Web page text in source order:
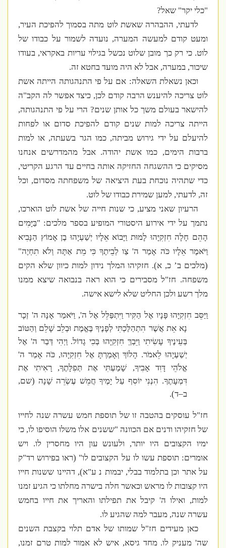
"כלי יקר" שאל?
לדעתי, ההבהרה שאשת לוט מתה בסמוך להפיכת העיר,
ומעט קודם למעשה המערה, נועדה לשמור על כבודו של
לוט. כי רק כך מובן שלוט נכשל בגילוי עריות באקראי, בעודו
שיכור, במערה, אבל לא היה מועד בחטא זה.
וכאן נשאלת השאלה: אם על פי התנהגותה הייתה אשת
לוט צריכה להיענש הרבה קודם לכן, כיצד אפשר לה הקב"ה
להישאר בעולם משך כל אותן שנים? הרי על פי התנהגותה,
הייתה צריכה למות שנים קודם להפיכת סדום או לפחות
להיעלם על ידי גירוש מביתה, כמו הגר בשעתה, או למות
ברבות הימים, כמו אשת יהודה. אבל מהמדרשים אנחנו
מסיקים כי ההשגחה החזיקה אותה בחיים עד הרגע הקריטי,
כדי שתהיה נוכחת בעת היציאה של משפחתה מסדום, וכל
זה, לדעתי, למען שמירת כבודו של לוט.
הרעיון שאני מציע, כי שנות חייה של אשת לוט הוארכו,
נתמך על ידי אירוע היסטורי המופיע בספר מלכים: "בַּיָּמִים
הָהֵם חָלָה חִזְקִיָּהוּ לָמוּת וַיָּבוֹא אֵלָיו יְשַׁעְיָהוּ בֶן אָמוֹץ הַנָּבִיא
וַיֹּאמֶר אֵלָיו כֹּה אָמַר ה' צַו לְבֵיתֶךָ כִּי מֵת אַתָּה וְלֹא תִחְיֶה"
(מלכים ב’ כ, א). חזקיהו המלך נידון למות כיוון שלא הקים
משפחה. חז"ל מסבירים כי הוא ראה בנבואה שיצא ממנו
מלך רשע ולכן החליט שלא לישא אישה.
וַיַּסֵּב חִזְקִיָּהוּ פָּנָיו אֶל הַקִּיר וַיִּתְפַּלֵּל אֶל ה', וַיֹּאמַר אָנָּה ה' זְכָר
נָא אֵת אֲשֶׁר הִתְהַלַּכְתִּי לְפָנֶיךָ בֶּאֱמֶת וּבְלֵב שָׁלֵם וְהַטּוֹב
בְּעֵינֶיךָ עָשִׂיתִי וַיֵּבְךְּ חִזְקִיָּהוּ בְּכִי גָדוֹל. וַיְהִי דְּבַר ה' אֶל
יְשַׁעְיָהוּ לֵאמֹר. הָלוֹךְ וְאָמַרְתָּ אֶל חִזְקִיָּהוּ, כֹּה אָמַר ה'
אֱלֹהֵי דָּוִד אָבִיךָ, שָׁמַעְתִּי אֶת תְּפִלָּתֶךָ, רָאִיתִי אֶת
דִּמְעָתֶךָ. הִנְנִי יוֹסִף עַל יָמֶיךָ חֲמֵשׁ עֶשְׂרֵה שָׁנָה (שם,
ב–ד).
חז"ל עוסקים בהטבה זו של תוספת חמש עשרה שנה לחייו
של חזקיהו ודנים אם הכוונה "ששנים אלו משלו הוסיפו לו, כי
ימיו הקצובים היו יותר, ולעונש עון היו מחסרין לו. ויש
אומרים: תוספת עשו לו על הקצובים לו" (ראו בפירוש רד"ק
על אתר וכן בתלמוד בבלי, יבמות נ ע"א), דהיינו ששנות חייו
היו קצובות לו מראש וכאשר חלה בישרה מחלתו כי הגיע זמנו
למות, ואילו ה' קיבל את תפילתו והאריך את חייו בחמש
עשרה שנה, מעבר למה שהגיע לו.
כאן מעידים חז"ל שמותו של אדם תלוי בקצבת השנים
שה' מעניק לו. מחד גיסא, איש לא אמור למות טרם זמנו,